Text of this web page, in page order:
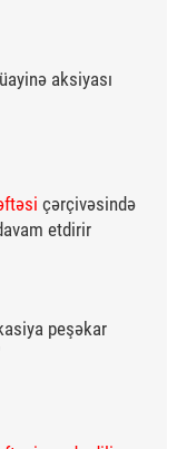
aksiyası
çərçivəsində
peşəkar